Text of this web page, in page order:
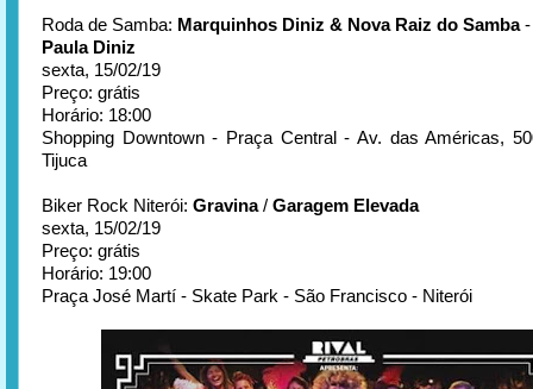
Roda de Samba: Marquinhos Diniz & Nova Raiz do Samba-
Paula Diniz
sexta, 15/02/19
Preço: grátis
Horário: 18:00
Shopping Downtown - Praça Central - Av. das Américas,
Tijuca
Biker Rock Niterói: Gravina/ Garagem Elevada
sexta, 15/02/19
Preço: grátis
Horário: 19:00
Praça José Martí - Skate Park - São Francisco - Niterói